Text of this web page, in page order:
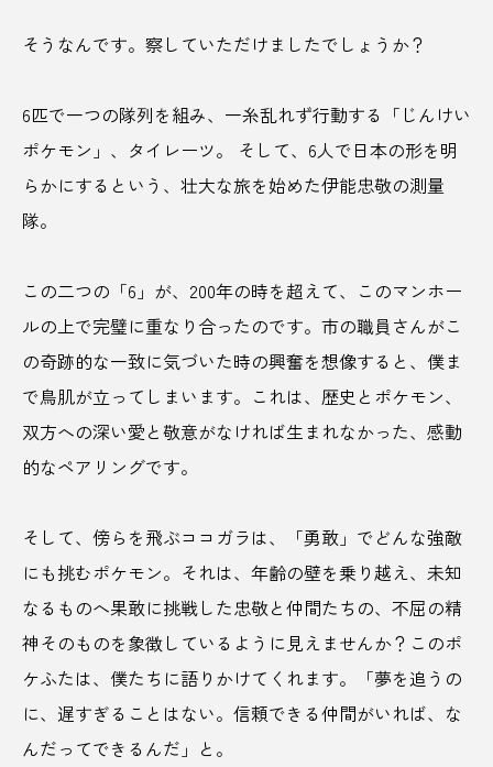
川崎 川崎大師 川開き 巣鴨湯
工場夜景 幸福度 広島市
広島県
御神酒
愛媛 愛媛県 成田山 成田空港
手ぬぐい 抹茶 抹茶ドリンク
摘花 改造車 教育 敦賀
新政 新潟 新潟県 新町 方言
旅行 旅館 日南市 日帰り
日帰り旅 日本 日本の夏
日本三大うどん 日本三大祭 日本企業
日本全国 日本文化
そうなんです。察していただけましたでしょうか？
6匹で一つの隊列を組み、一糸乱れず行動する「じんけい
ポケモン」、タイレーツ。 そして、6人で日本の形を明
らかにするという、壮大な旅を始めた伊能忠敬の測量
隊。
この二つの「6」が、200年の時を超えて、このマンホー
ルの上で完璧に重なり合ったのです。市の職員さんがこ
の奇跡的な一致に気づいた時の興奮を想像すると、僕ま
で鳥肌が立ってしまいます。これは、歴史とポケモン、
双方への深い愛と敬意がなければ生まれなかった、感動
的なペアリングです。
そして、傍らを飛ぶココガラは、「勇敢」でどんな強敵
にも挑むポケモン。それは、年齢の壁を乗り越え、未知
なるものへ果敢に挑戦した忠敬と仲間たちの、不屈の精
神そのものを象徴しているように見えませんか？このポ
ケふたは、僕たちに語りかけてくれます。「夢を追うの
に、遅すぎることはない。信頼できる仲間がいれば、な
んだってできるんだ」と。